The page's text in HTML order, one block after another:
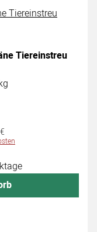
abgegeben
Tiereinstreu
€